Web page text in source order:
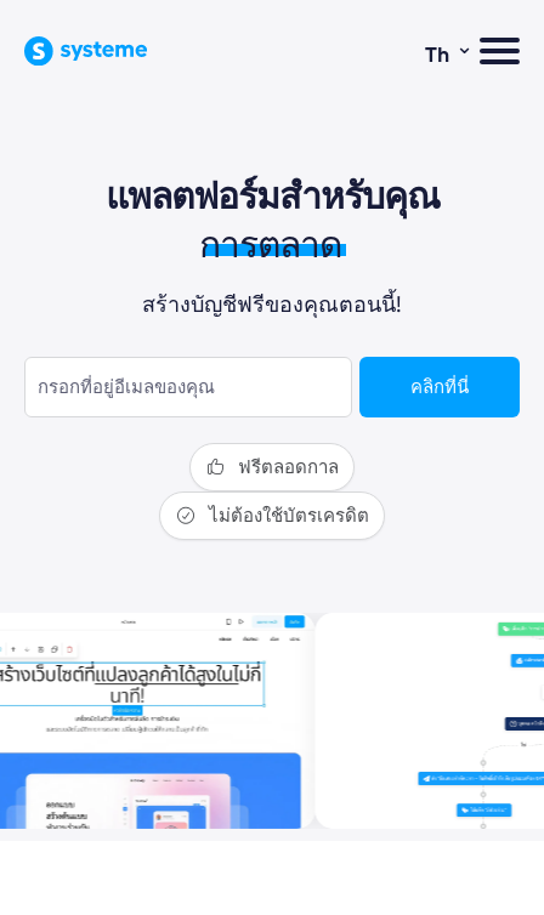
Th ⌄
แพลตฟอร์มสำหรับคุณ
การตลาดผ่
สร้างบัญชีฟรีของคุณตอนนี้!
คลิกที่นี่
ฟรีตลอดกาล
ไม่ต้องใช้บัตรเครดิต